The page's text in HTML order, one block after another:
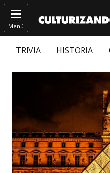

Menú
TRIVIA HISTORIA